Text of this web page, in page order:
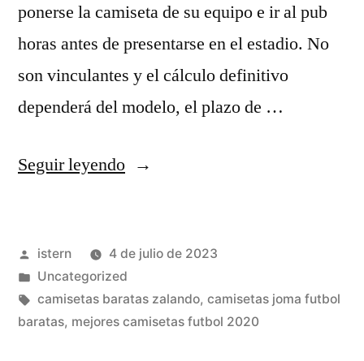
ponerse la camiseta de su equipo e ir al pub
horas antes de presentarse en el estadio. No
son vinculantes y el cálculo definitivo
dependerá del modelo, el plazo de …
Seguir leyendo«camisetas
Publicado
por
istern
4 de julio de 2023
Publicado
en
Uncategorized
Etiquetas:
camisetas baratas zalando, camisetas joma futbol
baratas, mejores camisetas futbol 2020